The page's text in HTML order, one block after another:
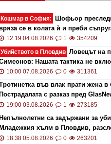
Кошмар в София:
Шофьор
се в колата ѝ и преби
12:19 04.08.2026 1
354209
Убийството в Пловдив Ловецът на
Нашата тактика не
10:00 07.08.2026 0 311361
във влак прати жена в
Пострадалата с разказ пред
19:00 03.08.2026 1 273185
Непълнолетни са задържани за
Младежкия хълм в Пловдив,
мотив
18:38 05.08.2026 0 263201